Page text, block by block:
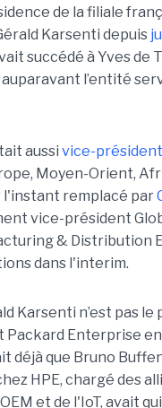
de la filiale
Karsenti depuis
succédé à Yves de
l’entité
aussi vice-
Moyen-Orient,
l'instant remplacé par
vice-président
& Distribution
dans l'interim.
Karsenti n’est pas le
Packard Enterprise
déjà que Bruno
HPE, chargé des
et de l'IoT, avait